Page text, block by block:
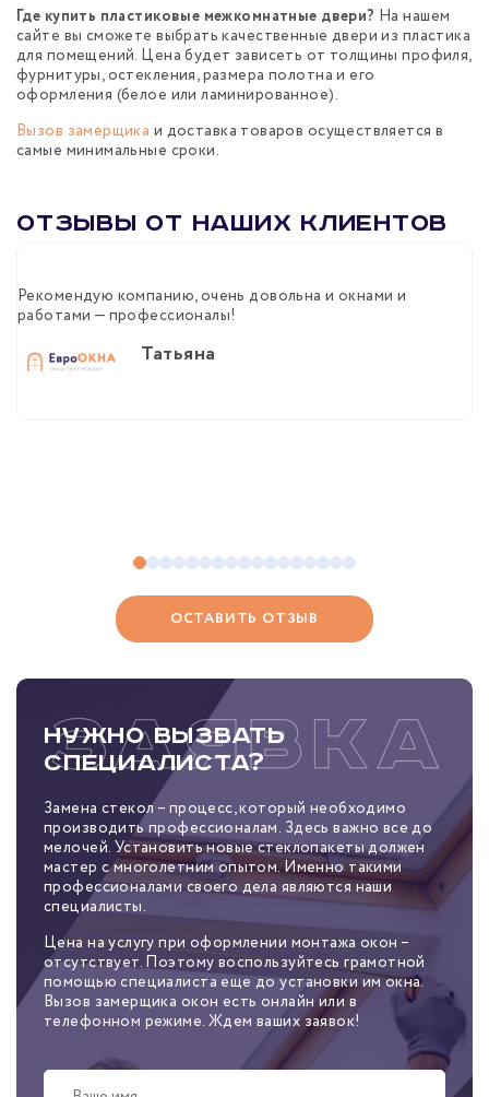
Где купить пластиковые межкомнатные двери? На нашем
сайте вы сможете выбрать качественные двери из пластика
для помещений. Цена будет зависеть от толщины профиля,
фурнитуры, остекления, размера полотна и его
оформления (белое или ламинированное).
Вызов замерщика и доставка товаров осуществляется в
самые минимальные сроки.
Отзывы от наших клиентов
Рекомендую компанию, очень довольна и окнами и
работами — профессионалы!
Татьяна
ОСТАВИТЬ ОТЗЫВ
Нужно вызвать
специалиста?
Замена стекол – процесс, который необходимо
производить профессионалам. Здесь важно все до
мелочей. Установить новые стеклопакеты должен
мастер с многолетним опытом. Именно такими
профессионалами своего дела являются наши
специалисты.
Цена на услугу при оформлении монтажа окон –
отсутствует. Поэтому воспользуйтесь грамотной
помощью специалиста еще до установки им окна.
Вызов замерщика окон есть онлайн или в
телефонном режиме. Ждем ваших заявок!